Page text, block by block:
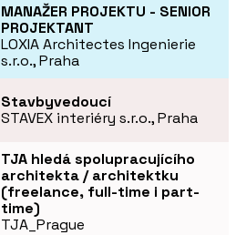
MANAŽER PROJEKTU - SENIOR
PROJEKTANT
LOXIA Architectes Ingenierie
s.r.o., Praha
Stavbyvedoucí
STAVEX interiéry s.r.o., Praha
TJA hledá spolupracujícího
architekta / architektku
(freelance, full-time i part-
time)
TJA_Prague